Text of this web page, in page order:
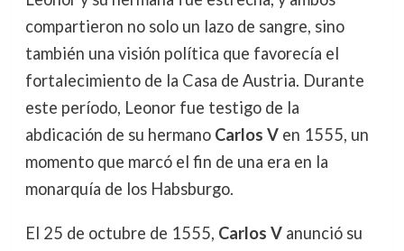
compartieron no solo un lazo de sangre, sino
también una visión política que favorecía el
fortalecimiento de la Casa de Austria. Durante
este período, Leonor fue testigo de la
abdicación de su hermano Carlos Ven 1555, un
momento que marcó el fin de una era en la
monarquía de los Habsburgo.
El 25 de octubre de 1555, Carlos Vanunció su